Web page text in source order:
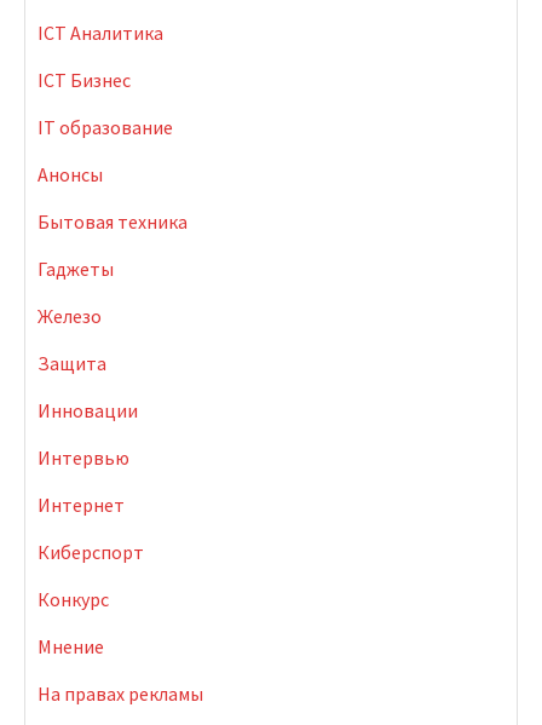
ICT Аналитика
ICT Бизнес
IT образование
Анонсы
Бытовая техника
Гаджеты
Железо
Защита
Инновации
Интервью
Интернет
Киберспорт
Конкурс
Мнение
На правах рекламы